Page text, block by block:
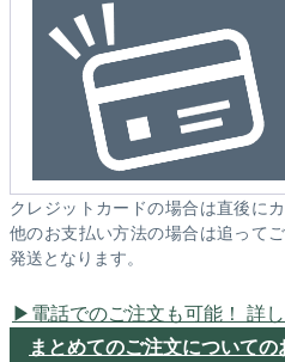
クレジットカードの場合は直後に
他のお支払い方法の場合は追って
発送となります。
電話でのご注文も可能！ 詳
まとめてのご注文についての